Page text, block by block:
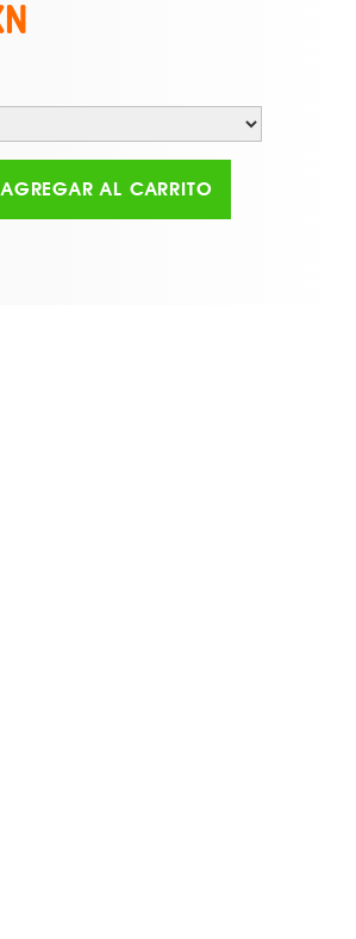
AGREGAR AL CARRITO